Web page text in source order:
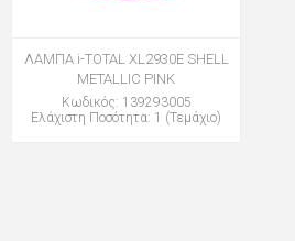
ΛΑΜΠΑ i-TOTAL XL2930E SHELL
METALLIC PINK
Κωδικός: 139293005
Ελάχιστη Ποσότητα: 1 (Τεμάχιο)